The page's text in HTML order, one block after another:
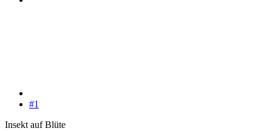
#1
Insekt auf Blüte